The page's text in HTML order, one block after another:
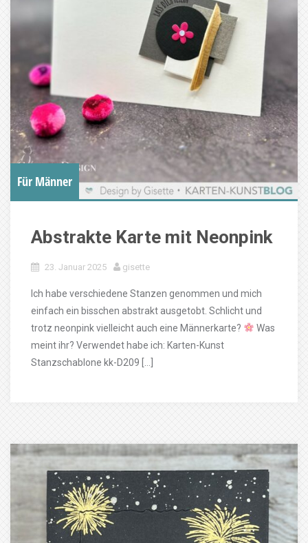
Für Männer
Abstrakte Karte mit Neonpink
23. Januar 2025 gisette
Ich habe verschiedene Stanzen genommen und mich
einfach ein bisschen abstrakt ausgetobt. Schlicht und
trotz neonpink vielleicht auch eine Männerkarte?
Was
meint ihr? Verwendet habe ich: Karten-Kunst
Stanzschablone kk-D209 […]